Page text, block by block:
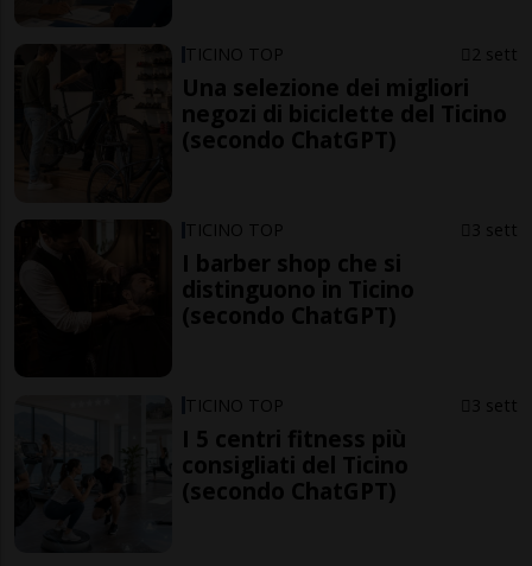
TICINO TOP 2 sett
Una selezione dei migliori
negozi di biciclette del Ticino
(secondo ChatGPT)
TICINO TOP 3 sett
I barber shop che si
distinguono in Ticino
(secondo ChatGPT)
TICINO TOP 3 sett
I 5 centri fitness più
consigliati del Ticino
(secondo ChatGPT)